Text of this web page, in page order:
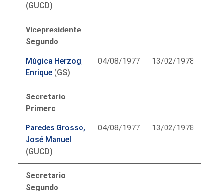
(GUCD)
Vicepresidente
Segundo
Múgica Herzog,
Enrique (GS)
04/08/1977 13/02/1978
Secretario
Primero
Paredes Grosso,
José Manuel
(GUCD)
04/08/1977 13/02/1978
Secretario
Segundo